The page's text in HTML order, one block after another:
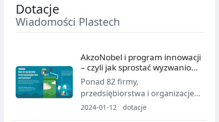
Dotacje
Wiadomości Plastech
AkzoNobel i program innowacji
– czyli jak sprostać wyzwaniom
społecznym
Ponad 82 firmy,
przedsiębiorstwa i organizacje
społeczne – w tym AkzoNobel –
2024-01-12 dotacje